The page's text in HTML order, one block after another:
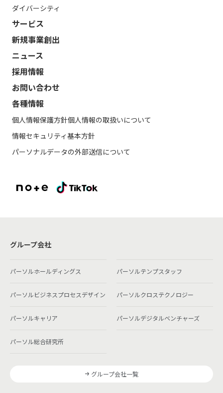
ダイバーシティ
サービス
新規事業創出
ニュース
採用情報
お問い合わせ
各種情報
個人情報保護方針個人情報の取扱いについて
情報セキュリティ基本方針
パーソナルデータの外部送信について
グループ会社
パーソルホールディングス パーソルテンプスタッフ
パーソルビジネスプロセスデザイン パーソルクロステクノロジー
パーソルキャリア パーソルデジタルベンチャーズ
パーソル総合研究所
グループ会社一覧